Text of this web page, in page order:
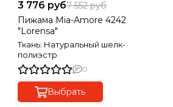
3 776 руб7 552 руб
Пижама Mia-Amore 4242
"Lorensa"
Ткань: Натуральный шелк-
полиэстр
0
Выбрать